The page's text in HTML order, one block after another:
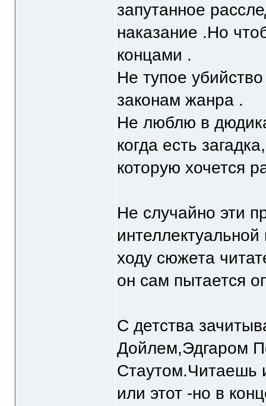
запутанное
наказание .Но
концами .
Не тупое
законам жанра .
Не люблю в
когда есть загадка,
которую хочется
Не случайно эти
ходу сюжета
он сам пытается
С детства
Дойлем,Эдгаром
Стаутом.Читаешь
или этот -но в